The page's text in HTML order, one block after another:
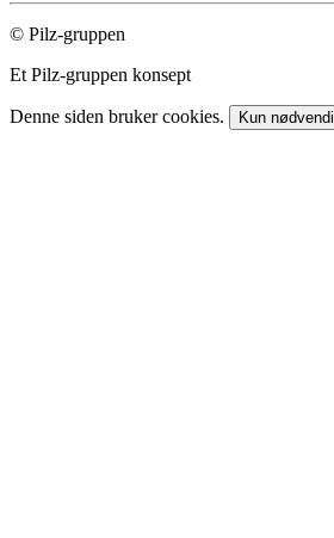
© Pilz-gruppen
Et Pilz-gruppen konsept
Denne siden bruker cookies. Kun